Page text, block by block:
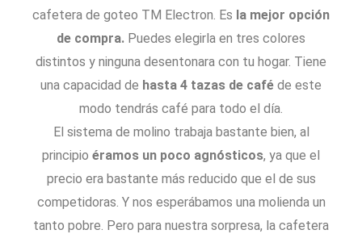
cafetera de goteo TM Electron. Es la mejor opción
de compra. Puedes elegirla en tres colores
distintos y ninguna desentonara con tu hogar. Tiene
una capacidad de hasta 4 tazas de café de este
modo tendrás café para todo el día.
El sistema de molino trabaja bastante bien, al
principio éramos un poco agnósticos, ya que el
precio era bastante más reducido que el de sus
competidoras. Y nos esperábamos una molienda un
tanto pobre. Pero para nuestra sorpresa, la cafetera